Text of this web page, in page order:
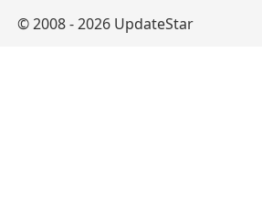
© 2008 - 2026 UpdateStar